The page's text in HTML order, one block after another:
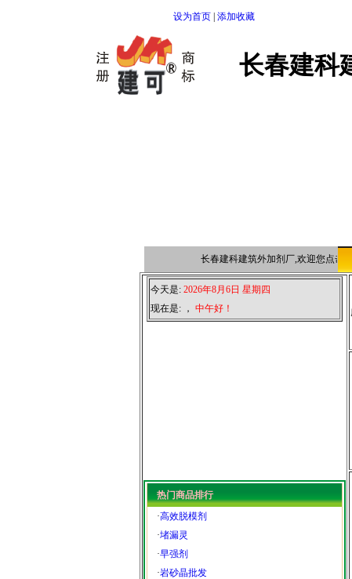
设为首页 添加收藏
长春建科建筑外加剂厂,欢迎您点击本
长春建科
今天是: 2026年8月6日 星期四
现在是: ， 中午好！
热门商品排行
·高效脱模剂
·堵漏灵
·早强剂
·岩砂晶批发